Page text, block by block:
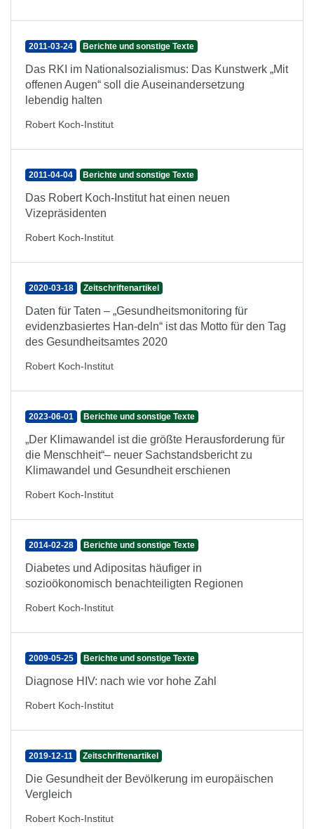
2011-03-24 Berichte und sonstige Texte
Das RKI im Nationalsozialismus: Das Kunstwerk „Mit
offenen Augen“ soll die Auseinandersetzung
lebendig halten
Robert Koch-Institut
2011-04-04 Berichte und sonstige Texte
Das Robert Koch-Institut hat einen neuen
Vizepräsidenten
Robert Koch-Institut
2020-03-18 Zeitschriftenartikel
Daten für Taten – „Gesundheitsmonitoring für
evidenzbasiertes Han-deln“ ist das Motto für den Tag
des Gesundheitsamtes 2020
Robert Koch-Institut
2023-06-01 Berichte und sonstige Texte
„Der Klimawandel ist die größte Herausforderung für
die Menschheit“– neuer Sachstandsbericht zu
Klimawandel und Gesundheit erschienen
Robert Koch-Institut
2014-02-28 Berichte und sonstige Texte
Diabetes und Adipositas häufiger in
sozioökonomisch benachteiligten Regionen
Robert Koch-Institut
2009-05-25 Berichte und sonstige Texte
Diagnose HIV: nach wie vor hohe Zahl
Robert Koch-Institut
2019-12-11 Zeitschriftenartikel
Die Gesundheit der Bevölkerung im europäischen
Vergleich
Robert Koch-Institut